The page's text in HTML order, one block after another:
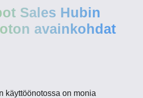
Sales Hubin
avainkohdat
käyttöönotossa on monia